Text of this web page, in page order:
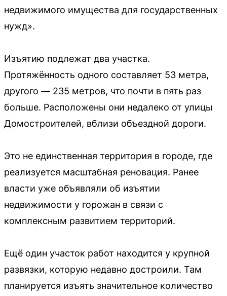
недвижимого имущества для государственных
нужд».
Изъятию подлежат два участка.
Протяжённость одного составляет 53 метра,
другого — 235 метров, что почти в пять раз
больше. Расположены они недалеко от улицы
Домостроителей, вблизи объездной дороги.
Это не единственная территория в городе, где
реализуется масштабная реновация. Ранее
власти уже объявляли об изъятии
недвижимости у горожан в связи с
комплексным развитием территорий.
Ещё один участок работ находится у крупной
развязки, которую недавно достроили. Там
планируется изъять значительное количество